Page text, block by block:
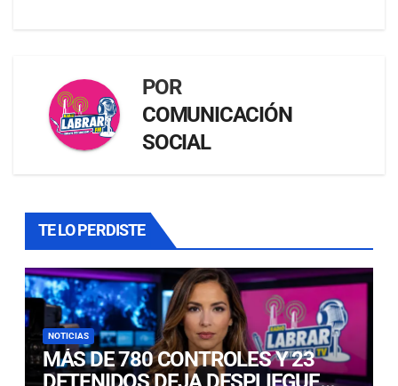
POR
COMUNICACIÓN
SOCIAL
TE LO PERDISTE
NOTICIAS
MÁS DE 780 CONTROLES Y 23